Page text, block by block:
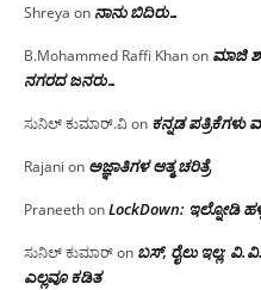
Shreya on ನಾನು ಬಿದಿರು…
B.Mohammed Raffi Khanon ಮಾಜಿ
ನಗರದ ಜನರು…
ಸುನಿಲ್ ಕುಮಾರ್.ವಿon ಕನ್ನಡ ಪತ್ರಿಕೆಗಳು
Rajani on ಅಜ್ಞಾತಿಗಳ ಆತ್ಮ ಚರಿತ್ರೆ
PraneethonLockDown: ಇಲ್ನೋಡಿ
ಸುನಿಲ್ ಕುಮಾರ್on ಬಸ್, ರೈಲು ಇಲ್ಲ;
ಎಲ್ಲವೂ ಕಡಿತ